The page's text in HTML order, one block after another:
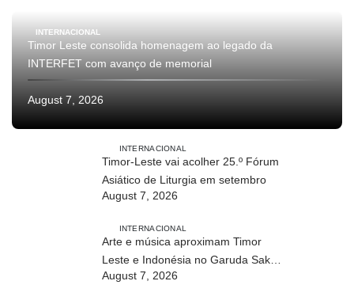
INTERNACIONAL
Timor Leste consolida homenagem ao legado da
INTERFET com avanço de memorial
August 7, 2026
INTERNACIONAL
Timor-Leste vai acolher 25.º Fórum
Asiático de Liturgia em setembro
August 7, 2026
INTERNACIONAL
Arte e música aproximam Timor
Leste e Indonésia no Garuda Sakti
Crossborder Fest 2026
August 7, 2026